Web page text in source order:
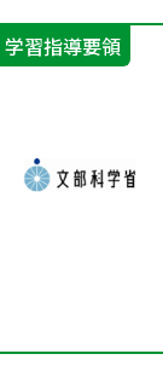
学習指導要領